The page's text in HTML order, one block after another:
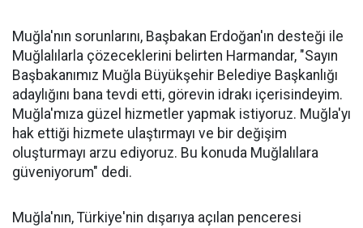
Muğla'nın sorunlarını, Başbakan Erdoğan'ın desteği ile
Muğlalılarla çözeceklerini belirten Harmandar, "Sayın
Başbakanımız Muğla Büyükşehir Belediye Başkanlığı
adaylığını bana tevdi etti, görevin idrakı içerisindeyim.
Muğla'mıza güzel hizmetler yapmak istiyoruz. Muğla'yı
hak ettiği hizmete ulaştırmayı ve bir değişim
oluşturmayı arzu ediyoruz. Bu konuda Muğlalılara
güveniyorum" dedi.
Muğla'nın, Türkiye'nin dışarıya açılan penceresi